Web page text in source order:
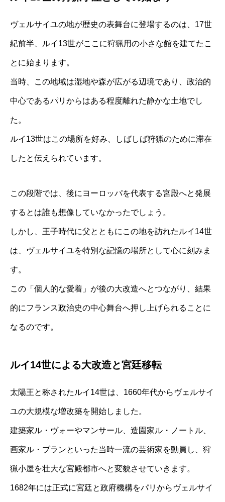
ヴェルサイユの地が歴史の表舞台に登場するのは、17世
紀前半、ルイ13世がここに狩猟用の小さな館を建てたこ
とに始まります。
当時、この地域は湿地や森が広がる辺境であり、政治的
中心であるパリからはある程度離れた静かな土地でし
た。
ルイ13世はこの場所を好み、しばしば狩猟のために滞在
したと伝えられています。
この段階では、後にヨーロッパを代表する宮殿へと発展
するとは誰も想像していなかったでしょう。
しかし、王子時代に父とともにこの地を訪れたルイ14世
は、ヴェルサイユを特別な記憶の場所として心に刻みま
す。
この「個人的な愛着」が後の大改造へとつながり、結果
的にフランス政治史の中心舞台へ押し上げられることに
なるのです。
ルイ14世による大改造と宮廷移転
太陽王と称されたルイ14世は、1660年代からヴェルサイ
ユの大規模な増改築を開始しました。
建築家ル・ヴォーやマンサール、造園家ル・ノートル、
画家ル・ブランといった当時一流の芸術家を動員し、狩
猟小屋を壮大な宮殿都市へと変貌させていきます。
1682年には正式に宮廷と政府機構をパリからヴェルサイ